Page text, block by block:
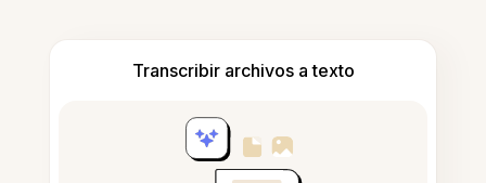
Transcribir archivos a texto